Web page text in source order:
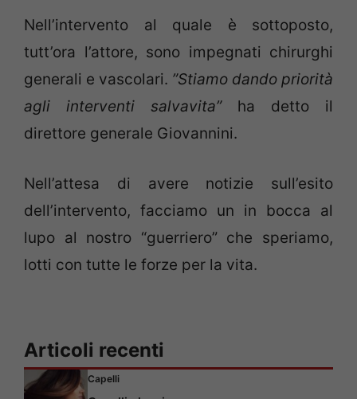
Nell’intervento al quale è sottoposto,
tutt’ora l’attore, sono impegnati chirurghi
generali e vascolari. ”Stiamo dando priorità
agli interventi salvavita”ha detto il
direttore generale Giovannini.
Nell’attesa di avere notizie sull’esito
dell’intervento, facciamo un in bocca al
lupo al nostro “guerriero” che speriamo,
lotti con tutte le forze per la vita.
Articoli recenti
Capelli